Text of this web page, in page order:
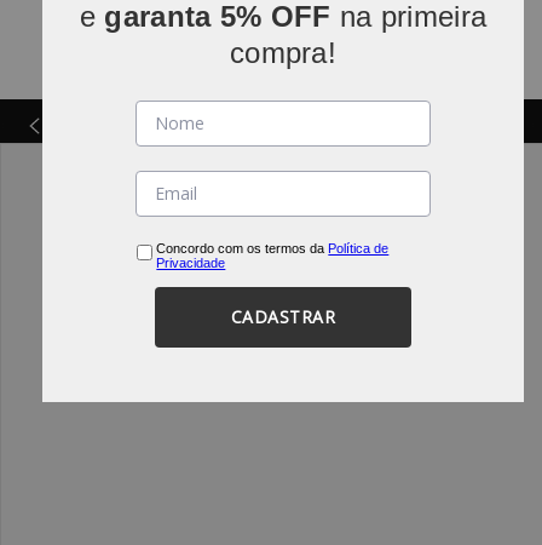
e garanta 5% OFF na primeira
compra!
Concordo com os termos da Política de
Privacidade
CADASTRAR